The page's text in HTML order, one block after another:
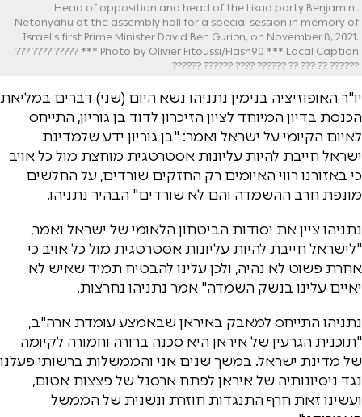
. Head of opposition and head of the Likud party Benjamin
Netanyahu at the assembly hall for a special session in memory of
Israel's first Prime Minister David Ben Gurion, on November 8, 2021.
Photo by Olivier Fitoussi/Flash90 *** Local Caption *** ????? ???? ???
?????? ?? ??? ?? ?????? ???? ?????? ??????
יו"ר האופוזיציה בנימין נתניהו נשא היום (שני) דברים במליאת
הכנסת בדיון המיוחד לציון הזיכרון לדוד בן גוריון, התייחס
לאיום הקיומי על ישראל ואמר: "בן גוריון ידע שלמדינת
ישראל חייבת להיות עליונות אסטרטגית מוחצת מול כל אויב
כי באזורנו רווי האיומים רק החזקים שורדים, על החלשים
מונפת חרב ההשמדה והם לא שורדים" הבהיר נתניהו.
נתניהו ציין את יסודות הביטחון הלאומי של ישראל ואמר,
"לישראל חייבת להיות עליונות אסטרטגית מול כל אויב כי
אחרת פשוט לא נהיה, ולכן עלינו להבטיח תמיד שאיש לא
יאיים עלינו בנשק השמדה" אמר נתניהו נחרצות.
נתניהו התייחס למאבק באיראן שבאמצע עומדת ארה"ב,
"תוכנית הגרעין של איראן היא סכנה ברורה וחמורה לקיומה
של מדינת ישראל. במשך שנים אני והממשלות ברשותי פעלנו
נגד ניסיונותיה של איראן לפתח ארסנל של פצצות אטום,
ועשינו זאת חרף התנגדות חוזרת ונשנית של הממשל